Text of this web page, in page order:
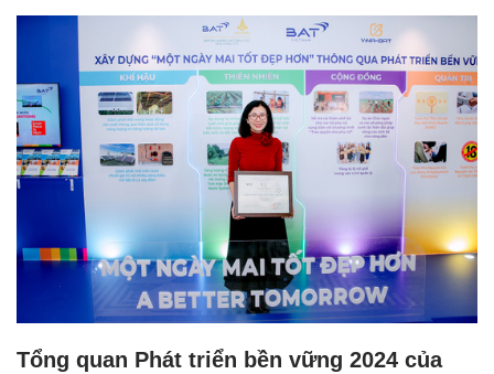
Tổng quan Phát triển bền vững 2024 của